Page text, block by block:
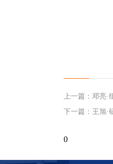
上一篇： 邓亮·
下一篇： 王旭·
0